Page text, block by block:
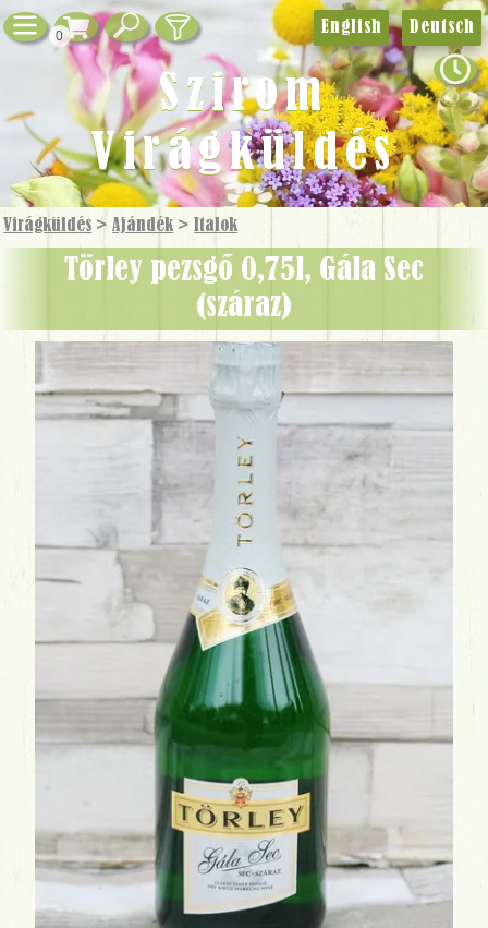
0
Virágküldés >Ajándék > Italok
Törley pezsgő 0,75l, Gála Sec
(száraz)
English Deutsch
Szirom
Virágküldés